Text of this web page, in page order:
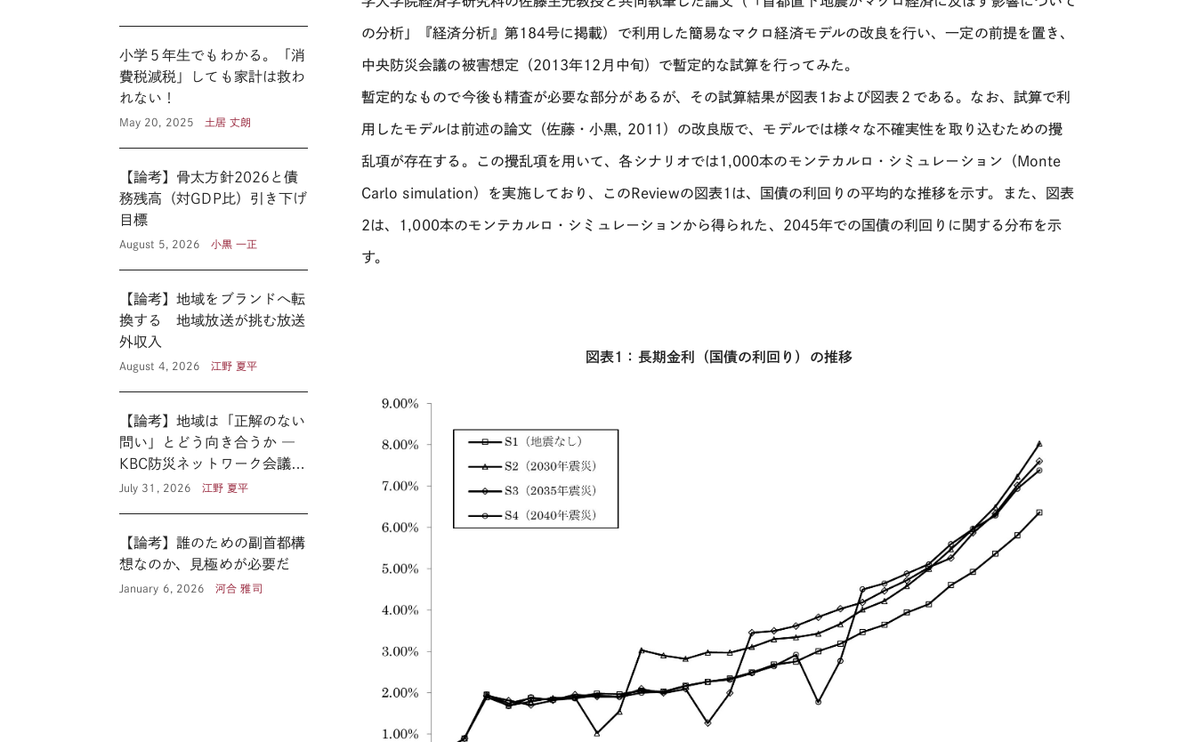
の分析」『経済分析』第184号に掲載）で利用した簡易なマクロ経済モデルの改良を行い、一定の前提を置き、
中央防災会議の被害想定（2013年12 月中旬）で暫定的な試算を行ってみた。
暫定的なもので今後も精査が必要な部分があるが、その試算結果が図表1 および図表２である。なお、試算で利
用したモデルは前述の論文（佐藤・小黒 , 2011 ）の改良版で、モデルでは様々な不確実性を取り込むための攪
乱項が存在する。この攪乱項を用いて、各シナリオでは1,000本のモンテカルロ・シミュレーション（ Monte
Carlo simulation）を実施しており、この Reviewの図表1 は、国債の利回りの平均的な推移を示す。また、図表
2は、 1,000本のモンテカルロ・シミュレーションから得られた、 2045年での国債の利回りに関する分布を示
す。
図表1 ：長期金利（国債の利回り）の推移
小学５年生でもわかる。「消
費税減税」しても家計は救わ
れない！
May 20, 2025 土居 丈朗
【論考】骨太方針2026と債
務残高（対GDP比）引き下げ
目標
August 5, 2026 小黒 一正
【論考】地域をブランドへ転
換する 地域放送が挑む放送
外収入
August 4, 2026 江野 夏平
【論考】地域は「正解のない
問い」とどう向き合うか ―
KBC防災ネットワーク会議に
見る新たな公共性 ―
July 31, 2026 江野 夏平
【論考】誰のための副首都構
想なのか、見極めが必要だ
January 6, 2026 河合 雅司